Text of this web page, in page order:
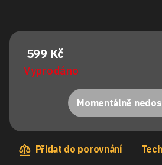
599 Kč
Vyprodáno
Momentálně
Přidat do porovnání